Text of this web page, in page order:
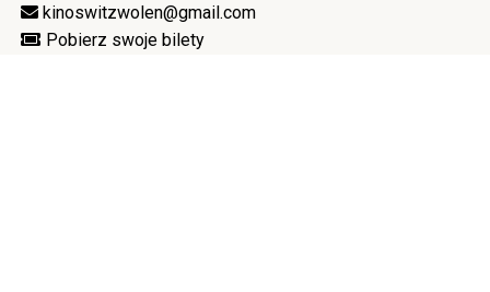
kinoswitzwolen@gmail.com
Pobierz swoje bilety